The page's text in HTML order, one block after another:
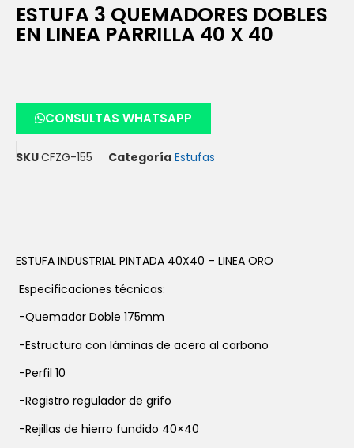
ESTUFA 3 QUEMADORES DOBLES
EN LINEA PARRILLA 40 X 40
CONSULTAS WHATSAPP
SKUCFZG-155 Categoría Estufas
ESTUFA INDUSTRIAL PINTADA 40X40 – LINEA ORO
Especificaciones técnicas:
-Quemador Doble 175mm
-Estructura con láminas de acero al carbono
-Perfil 10
-Registro regulador de grifo
-Rejillas de hierro fundido 40×40